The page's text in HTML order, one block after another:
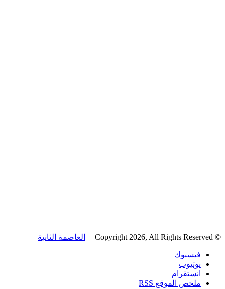
© Copyright 2026, All Rights Reserved | العاصمة الثانية
فيسبوك
يوتيوب
انستقرام
ملخص الموقع RSS